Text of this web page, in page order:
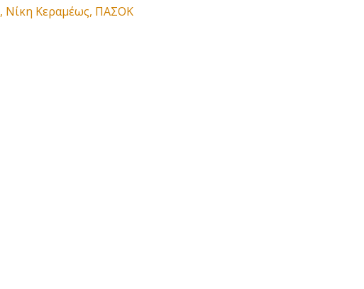
, Νίκη Κεραμέως, ΠΑΣΟΚ